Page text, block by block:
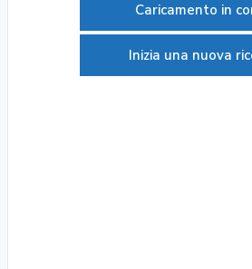
Caricamento in
Inizia una nuova